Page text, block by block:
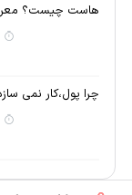
هاست چیست؟
چرا پول،کار نمی